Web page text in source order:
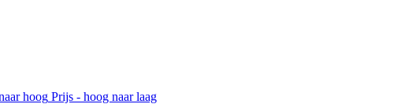
hoog Prijs - hoog naar laag